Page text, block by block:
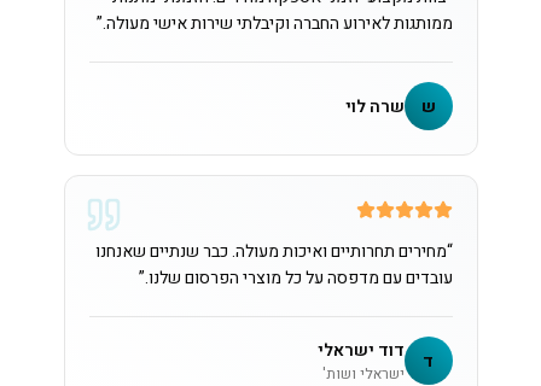
ממותגות לאירוע החברה וקיבלתי שירות אישי מעולה.”
ש שרה לוי
“מחירים תחרותיים ואיכות מעולה. כבר שנתיים שאנחנו
עובדים עם מדפסה על כל מוצרי הפרסום שלנו.”
ד דוד ישראלי
ישראלי ושות'